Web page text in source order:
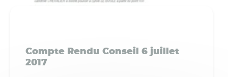
Compte Rendu Conseil 6 juillet
2017